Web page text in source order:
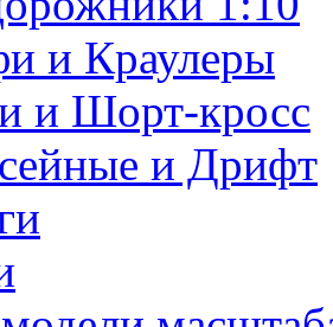
и Краулеры
и Шорт-кросс
и Дрифт